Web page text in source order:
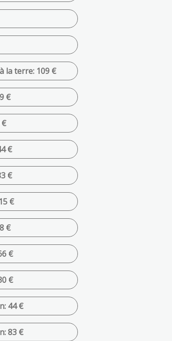
la terre: 109 €
€
€
€
€
€
€
€
€
44 €
83 €